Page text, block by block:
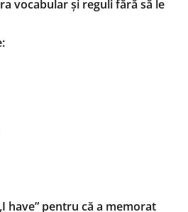
vocabular și reguli fără să le
have” pentru că a memorat